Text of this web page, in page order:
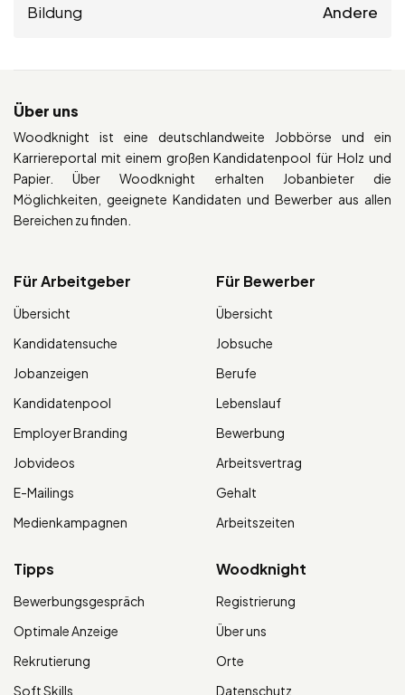
Bildung Andere
Über uns
Woodknight ist eine deutschlandweite Jobbörse und ein
Karriereportal mit einem großen Kandidatenpool für Holz und
Papier. Über Woodknight erhalten Jobanbieter die
Möglichkeiten, geeignete Kandidaten und Bewerber aus allen
Bereichen zu finden.
Für Arbeitgeber
Übersicht
Kandidatensuche
Jobanzeigen
Kandidatenpool
Employer Branding
Jobvideos
E-Mailings
Medienkampagnen
Für Bewerber
Übersicht
Jobsuche
Berufe
Lebenslauf
Bewerbung
Arbeitsvertrag
Gehalt
Arbeitszeiten
Tipps
Bewerbungsgespräch
Optimale Anzeige
Rekrutierung
Soft Skills
Woodknight
Registrierung
Über uns
Orte
Datenschutz